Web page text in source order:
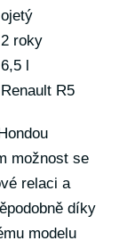
ojetý
2 roky
6,5 l
Renault R5
možnost se
relaci a
díky
modelu